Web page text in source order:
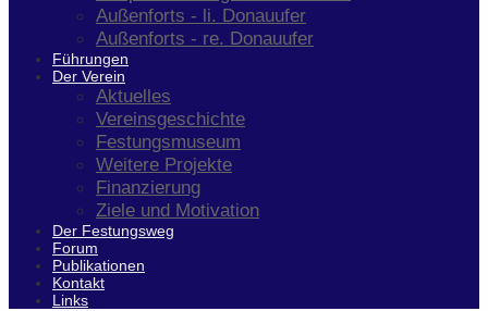
Außenforts - li. Donauufer
Außenforts - re. Donauufer
Führungen
Der Verein
Aktuelles
Vereinsgeschichte
Festungsmuseum
Weitere Projekte
Finanzierung
Ziele und Motivation
Der Festungsweg
Forum
Publikationen
Kontakt
Links